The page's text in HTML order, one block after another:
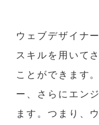
ウェブデザイナ
スキルを用いて
ことができます
ー、さらにエン
ます。つまり、